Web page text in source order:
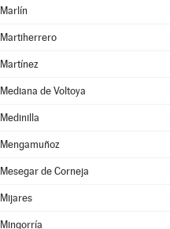
Marlín
Martiherrero
Martínez
Mediana de Voltoya
Medinilla
Mengamuñoz
Mesegar de Corneja
Mijares
Mingorría